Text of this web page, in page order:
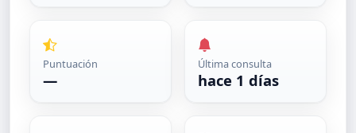
Puntuación
—
Última consulta
hace 1 días